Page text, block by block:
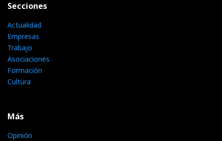
Secciones
Actualidad
Empresas
Trabajo
Asociaciones
Formación
Cultura
Más
Opinión